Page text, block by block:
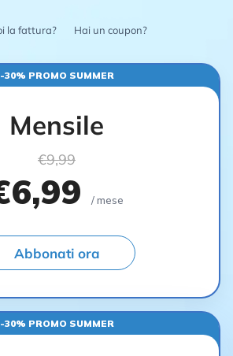
la fattura? Hai un coupon?
-30% PROMO SUMMER
Mensile
€9,99
/ mese
Abbonati ora
-30% PROMO SUMMER